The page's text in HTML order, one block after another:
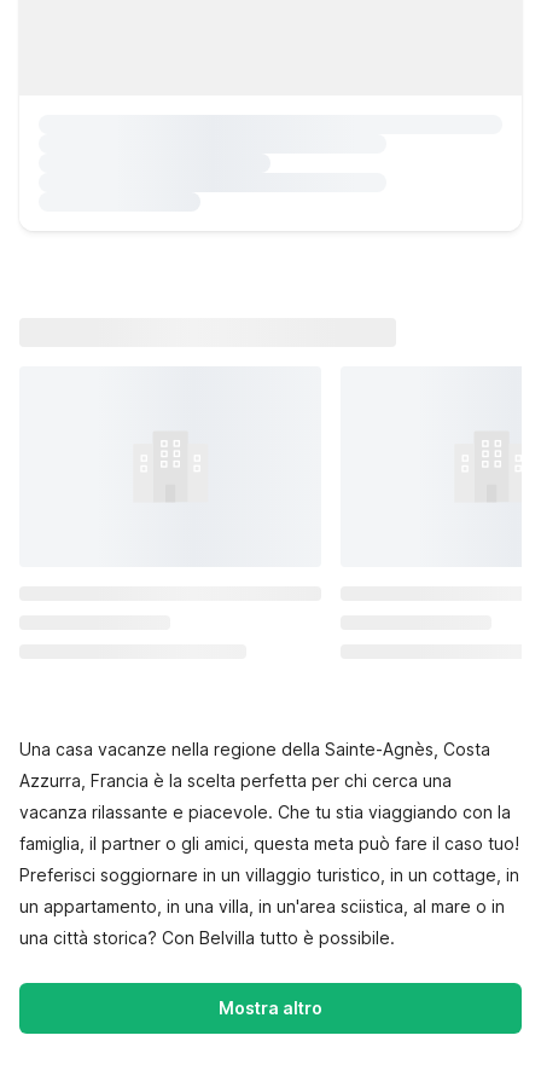
Una casa vacanze nella regione della Sainte-Agnès, Costa
Azzurra, Francia è la scelta perfetta per chi cerca una
vacanza rilassante e piacevole. Che tu stia viaggiando con la
famiglia, il partner o gli amici, questa meta può fare il caso tuo!
Preferisci soggiornare in un villaggio turistico, in un cottage, in
un appartamento, in una villa, in un'area sciistica, al mare o in
una città storica? Con Belvilla tutto è possibile.
Mostra altro